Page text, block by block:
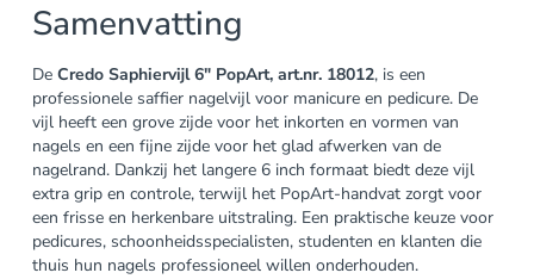
Samenvatting
De Credo Saphiervijl 6″ PopArt, art.nr. 18012, is een
professionele saffier nagelvijl voor manicure en pedicure. De
vijl heeft een grove zijde voor het inkorten en vormen van
nagels en een fijne zijde voor het glad afwerken van de
nagelrand. Dankzij het langere 6 inch formaat biedt deze vijl
extra grip en controle, terwijl het PopArt-handvat zorgt voor
een frisse en herkenbare uitstraling. Een praktische keuze voor
pedicures, schoonheidsspecialisten, studenten en klanten die
thuis hun nagels professioneel willen onderhouden.